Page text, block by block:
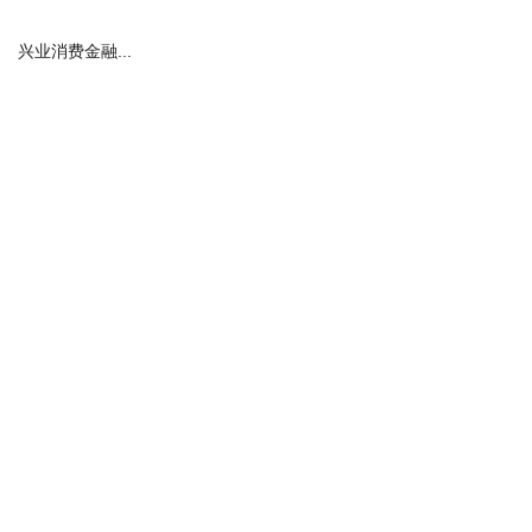
兴业消费金融...